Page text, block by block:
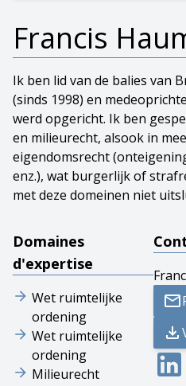
Francis
Ik ben lid van de balies van
(sinds 1998) en
werd opgericht. Ik ben
en milieurecht, alsook in
eigendomsrecht
enz.), wat burgerlijk of
met deze domeinen niet
Domaines
d'expertise
Wet ruimtelijke
ordening
Wet ruimtelijke
ordening
Milieurecht